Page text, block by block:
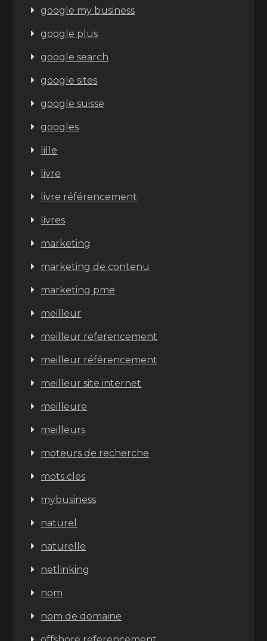
google my business
google plus
google search
google sites
google suisse
googles
lille
livre
livre référencement
livres
marketing
marketing de contenu
marketing pme
meilleur
meilleur referencement
meilleur référencement
meilleur site internet
meilleure
meilleurs
moteurs de recherche
mots cles
mybusiness
naturel
naturelle
netlinking
nom
nom de domaine